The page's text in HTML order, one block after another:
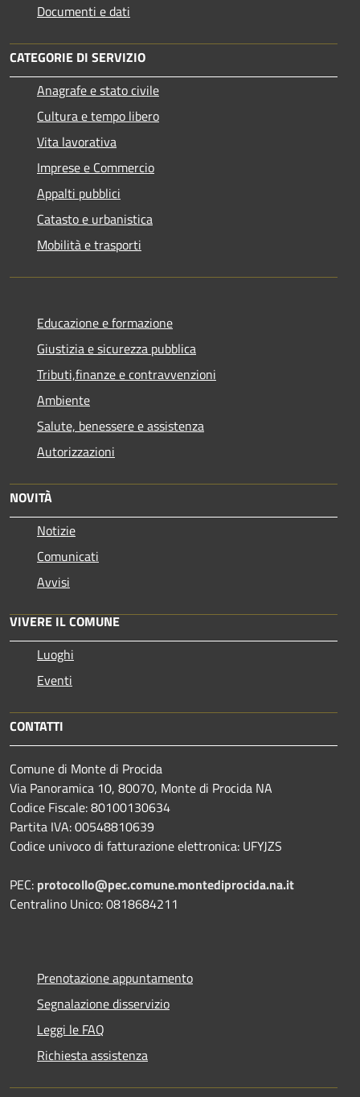
Documenti e dati
CATEGORIE DI SERVIZIO
Anagrafe e stato civile
Cultura e tempo libero
Vita lavorativa
Imprese e Commercio
Appalti pubblici
Catasto e urbanistica
Mobilità e trasporti
Educazione e formazione
Giustizia e sicurezza pubblica
Tributi,finanze e contravvenzioni
Ambiente
Salute, benessere e assistenza
Autorizzazioni
NOVITÀ
Notizie
Comunicati
Avvisi
VIVERE IL COMUNE
Luoghi
Eventi
CONTATTI
Comune di Monte di Procida
Via Panoramica 10, 80070, Monte di Procida NA
Codice Fiscale: 80100130634
Partita IVA: 00548810639
Codice univoco di fatturazione elettronica: UFYJZS
PEC: protocollo@pec.comune.montediprocida.na.it
Centralino Unico:0818684211
Prenotazione appuntamento
Segnalazione disservizio
Leggi le FAQ
Richiesta assistenza